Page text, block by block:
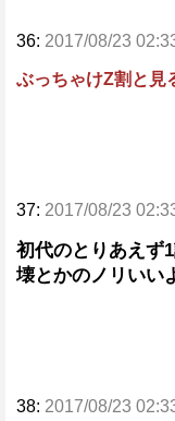
36: 2017/08/23
ぶっちゃけZ割と
37: 2017/08/23
初代のとりあえず
壊とかのノリいい
38: 2017/08/23